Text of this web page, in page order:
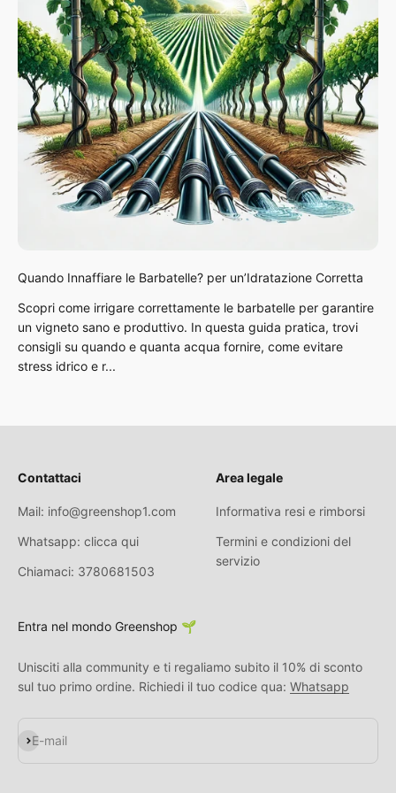
Quando Innaffiare le Barbatelle? per un’Idratazione Corretta
Scopri come irrigare correttamente le barbatelle per garantire
un vigneto sano e produttivo. In questa guida pratica, trovi
consigli su quando e quanta acqua fornire, come evitare
stress idrico e r...
Contattaci
Mail: info@greenshop1.com
Whatsapp: clicca qui
Chiamaci: 3780681503
Area legale
Informativa resi e rimborsi
Termini e condizioni del
servizio
Entra nel mondo Greenshop 🌱
Unisciti alla community e ti regaliamo subito il 10% di sconto
sul tuo primo ordine. Richiedi il tuo codice qua: Whatsapp
E-mail
Iscriviti alla newsletter